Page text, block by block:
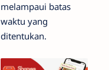
melampaui batas
waktu yang
ditentukan.